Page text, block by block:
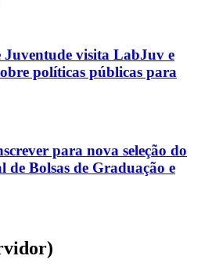
Juventude visita LabJuv e
políticas públicas para
para nova seleção do
Bolsas de Graduação e